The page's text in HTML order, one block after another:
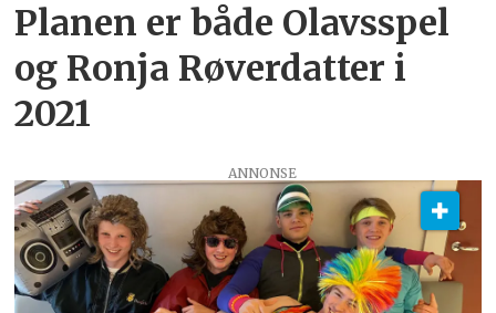
Planen er både Olavsspel
og Ronja Røverdatter i
2021
ANNONSE